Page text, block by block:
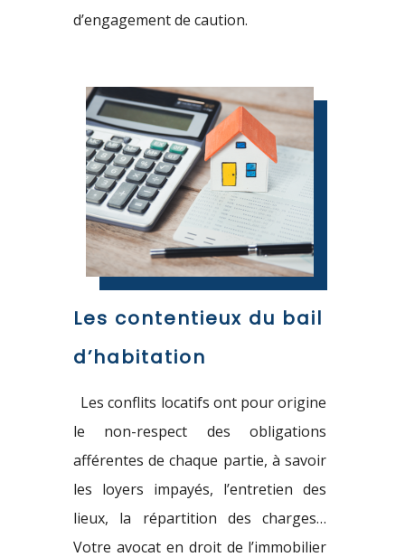
d’engagement de caution.
Les contentieux du bail
d’habitation
Les conflits locatifs ont pour origine
le non-respect des obligations
afférentes de chaque partie, à savoir
les loyers impayés, l’entretien des
lieux, la répartition des charges…
Votre avocat en droit de l’immobilier